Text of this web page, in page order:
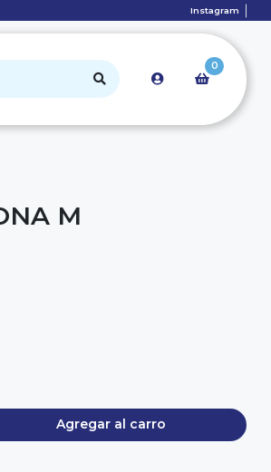
Instagram
0
M
Agregar al carro